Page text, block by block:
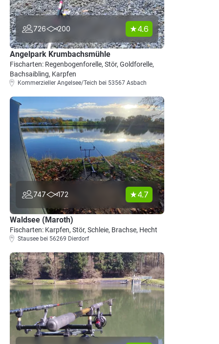
726 200 4.6
Angelpark Krumbachsmühle
Fischarten: Regenbogenforelle, Stör, Goldforelle,
Bachsaibling, Karpfen
Kommerzieller Angelsee/Teich bei 53567 Asbach
747 172 4.7
Waldsee (Maroth)
Fischarten: Karpfen, Stör, Schleie, Brachse, Hecht
Stausee bei 56269 Dierdorf